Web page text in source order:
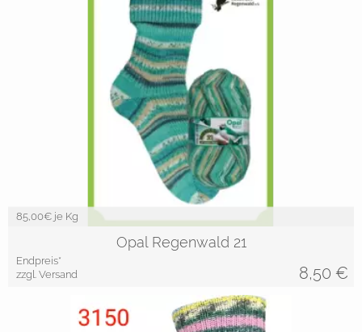
85,00€ je Kg
Opal Regenwald 21
Endpreis*
zzgl. Versand
8,50 €